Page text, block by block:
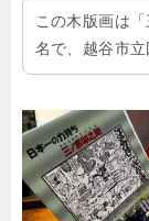
この木版画は
名で、越谷市立